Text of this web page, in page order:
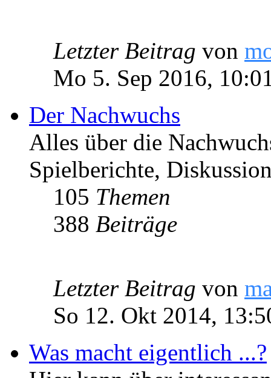
Letzter Beitrag von
Mo 5. Sep 2016,
Der Nachwuchs
Alles über die
Spielberichte,
105 Themen
388 Beiträge
Letzter Beitrag von
So 12. Okt 2014,
Was macht eigentlich ...?